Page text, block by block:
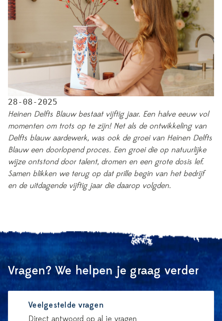
28-08-2025
Heinen Delfts Blauw bestaat vijftig jaar. Een halve eeuw vol
momenten om trots op te zijn! Net als de ontwikkeling van
Delfts blauw aardewerk, was ook de groei van Heinen Delfts
Blauw een doorlopend proces. Een groei die op natuurlijke
wijze ontstond door talent, dromen en een grote dosis lef.
Samen blikken we terug op dat prille begin van het bedrijf
en de uitdagende vijftig jaar die daarop volgden.
Vragen? We helpen je graag verder
Veelgestelde vragen
Direct antwoord op al je vragen